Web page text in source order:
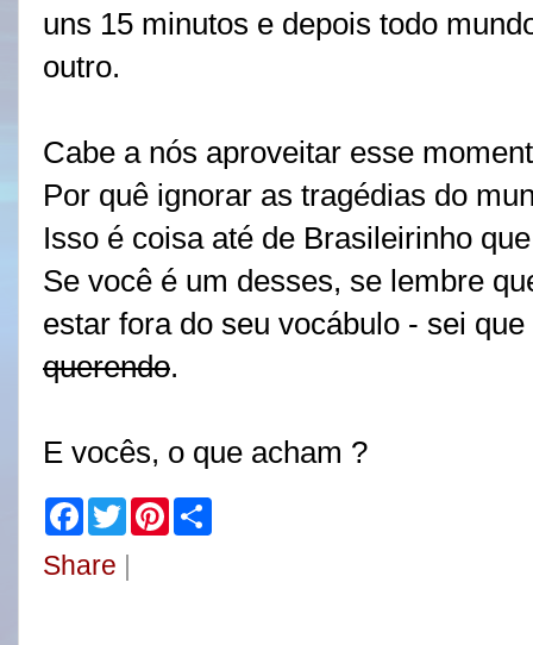
uns 15 minutos e depois todo
outro.
Cabe a nós aproveitar esse
Por quê ignorar as tragédias do
Isso é coisa até de Brasileirinho
Se você é um desses, se lembre
estar fora do seu vocábulo - sei
querendo.
E vocês, o que acham ?
F
e
T
w
t
P
Share |